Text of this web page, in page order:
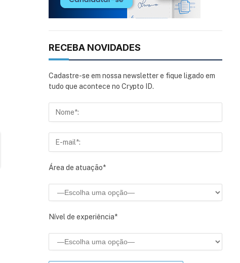
RECEBA NOVIDADES
Cadastre-se em nossa newsletter e fique ligado em
tudo que acontece no Crypto ID.
Área de atuação*
Nível de experiência*